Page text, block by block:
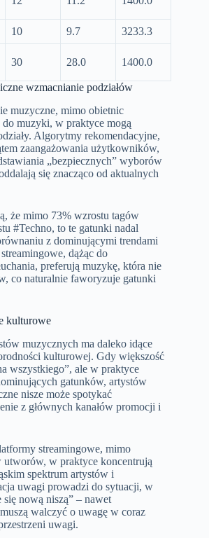
10 9.7 3233.3
30 28.0 1400.0
wzmacnianie podziałów
muzyczne, mimo obietnic
muzyki, w praktyce mogą
Algorytmy rekomendacyjne,
zaangażowania użytkowników,
„bezpiecznych” wyborów
się znacząco od aktualnych
że mimo 73% wzrostu tagów
#Techno, to te gatunki nadal
z dominującymi trendami
dążąc do
preferują muzykę, która nie
co naturalnie faworyzuje gatunki
kulturowe
muzycznych ma daleko idące
kulturowej. Gdy większość
wszystkiego”, ale w praktyce
gatunków, artystów
nisze może spotykać
z głównych kanałów promocji i
streamingowe, mimo
w praktyce koncentrują
spektrum artystów i
uwagi prowadzi do sytuacji, w
się nową niszą” – nawet
walczyć o uwagę w coraz
uwagi.